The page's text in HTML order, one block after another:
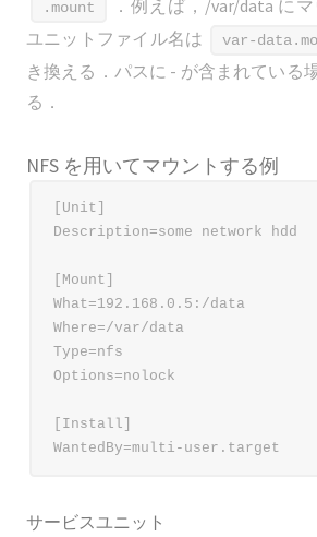
.mount
．例えば，/var/data に
ユニットファイル名は
var-
き換える．パスに - が含まれている
る．
NFS を用いてマウントする例
[Unit]
Description=some network hdd
[Mount]
What=192.168.0.5:/data
Where=/var/data
Type=nfs
Options=nolock
[Install]
サービスユニット